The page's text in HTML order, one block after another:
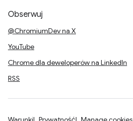
Obserwuj
@ChromiumDev na X
YouTube
Chrome dla deweloperów na LinkedIn
RSS